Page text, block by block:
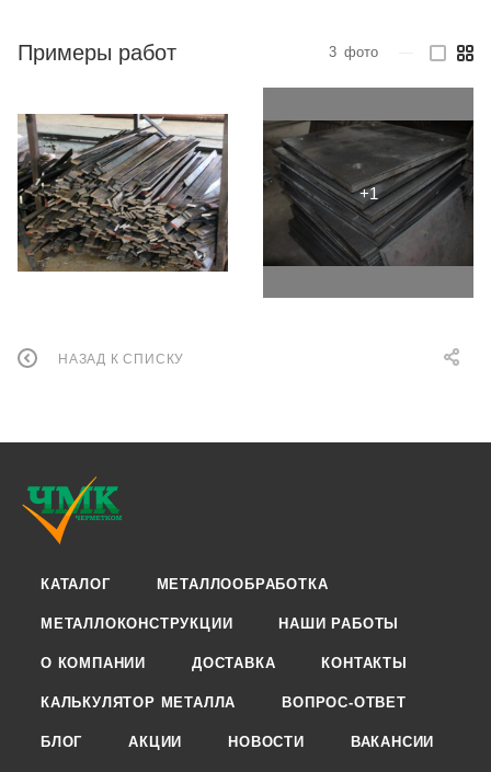
Примеры работ 3 фото
НАЗАД К СПИСКУ
КАТАЛОГ МЕТАЛЛООБРАБОТКА
МЕТАЛЛОКОНСТРУКЦИИ НАШИ РАБОТЫ
О КОМПАНИИ ДОСТАВКА КОНТАКТЫ
КАЛЬКУЛЯТОР МЕТАЛЛА ВОПРОС-ОТВЕТ
БЛОГ АКЦИИ НОВОСТИ ВАКАНСИИ